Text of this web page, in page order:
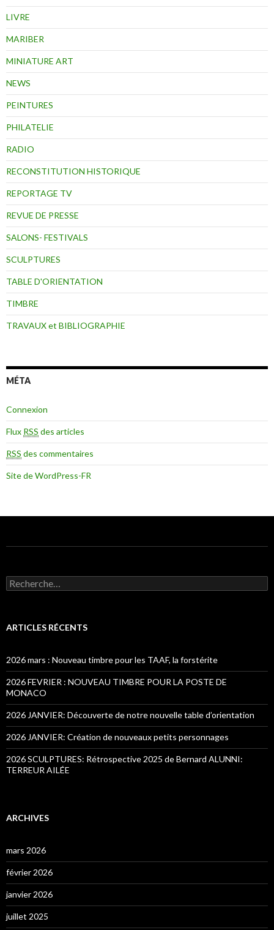
LIVRE
MARIBER
MINIATURE ART
NEWS
PEINTURES
PHILATELIE
RADIO
RECONSTITUTION HISTORIQUE
REPORTAGE TV
REVUE DE PRESSE
SALONS- FESTIVALS
SCULPTURES
TABLE D'ORIENTATION
TIMBRE
TRAVAUX et BIBLIOGRAPHIE
MÉTA
Connexion
Flux RSS des articles
RSS des commentaires
Site de WordPress-FR
Recherche pour :
ARTICLES RÉCENTS
2026 mars : Nouveau timbre pour les TAAF, la forstérite
2026 FEVRIER : NOUVEAU TIMBRE POUR LA POSTE DE
MONACO
2026 JANVIER: Découverte de notre nouvelle table d’orientation
2026 JANVIER: Création de nouveaux petits personnages
2026 SCULPTURES: Rétrospective 2025 de Bernard ALUNNI:
TERREUR AILÉE
ARCHIVES
mars 2026
février 2026
janvier 2026
juillet 2025